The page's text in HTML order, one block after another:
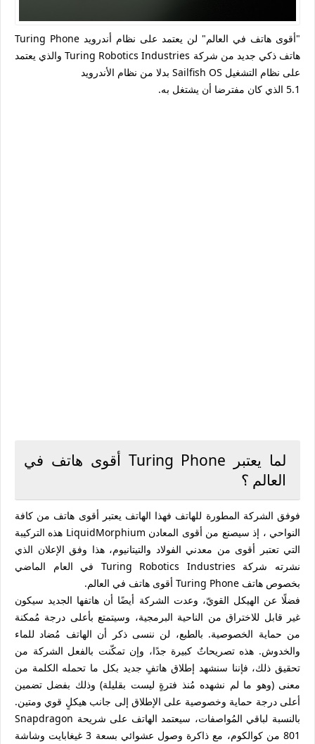
"أقوى هاتف في العالم" لن يعتمد على نظام أندرويد Turing Phone
هاتف ذكي جديد من شركة Turing Robotics Industries والذي يعتمد
على نظام التشغيل Sailfish OS بدلا من نظام الأندرويد
5.1 الذي كان مفترضا أن يشتغل به.
لما يعتبر Turing Phone أقوى هاتف في
العالم ؟
فوفق الشركة المطورة للهاتف فهذا الهاتف يعتبر أقوى هاتف من كافة
النواحي ، إذ سيصنع من أقوى المعادن LiquidMorphium هذه التركيبة
التي تعتبر أقوى من معدني الفولاد والتيتانيوم، هذا وفق الإعلان الذي
نشرته شركة Turing Robotics Industries في العام الماضي
بخصوص هاتف Turing Phone أقوى هاتف في العالم.
فضلًا عن الهيكل القويّ، وعدت الشركة أيضًا أن هاتفها الجديد سيكون
غير قابل للاختراق من الناحية البرمجية، وسيتمتع بأعلى درجة مُمكنة
من حماية الخصوصية. بالطبع، لن ننسى ذكر أن الهاتف مُضاد للماء
والخدوش. هذه تصريحاتٌ كبيرة جدًا، وإن تمكّنت بالفعل الشركة من
تحقيق ذلك، فإننا سنشهد إطلاق هاتفٍ جديد بكل ما تحمله الكلمة من
معنى (وهو ما لم نشهده مُنذ فترةٍ ليست بقليلة) وذلك بفضل تضمين
أعلى درجة حماية وخصوصية على الإطلاق إلى جانب هيكلٍ قوي ومتين.
بالنسبة لباقي المُواصفات، سيعتمد الهاتف على شريحة Snapdragon
801 من كوالكوم، مع ذاكرة وصول عشوائي بسعة 3 غيغابايت وشاشة